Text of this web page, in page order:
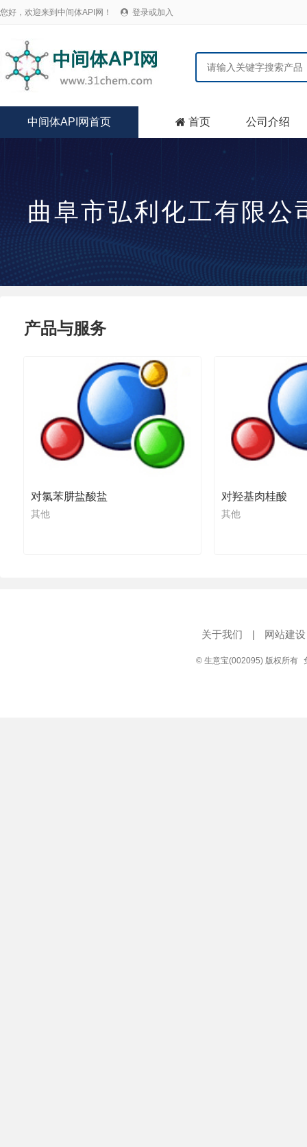
您好，欢迎来到中间体API网！  登录或加入
中间体API网首页  首页 公司介绍
曲阜市弘利化工有限公
产品与服务
对氯苯肼盐酸盐
其他
对羟基肉桂酸
其他
关于我们 | 网站建设
© 生意宝(002095) 版权所有